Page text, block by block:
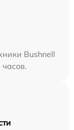
Bushnell